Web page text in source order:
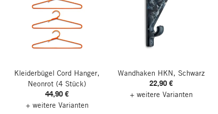
Kleiderbügel Cord Hanger,
Neonrot (4 Stück)
44,90 €
+ weitere Varianten
Wandhaken HKN, Schwarz
22,90 €
+ weitere Varianten